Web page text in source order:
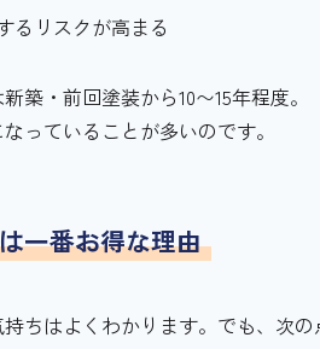
るリスクが高まる
築・前回塗装から10〜15年程度
っていることが多いのです。
一番お得な理由
ちはよくわかります。でも、次